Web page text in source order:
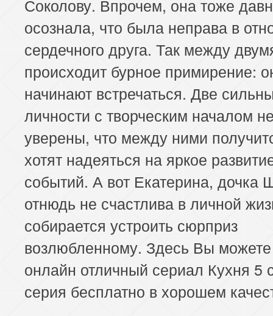
Соколову. Впрочем, она тоже
осознала, что была неправа в
сердечного друга. Так между
происходит бурное примирение:
начинают встречаться. Две
личности с творческим началом
уверены, что между ними
хотят надеяться на яркое
событий. А вот Екатерина, дочка
отнюдь не счастлива в личной
собирается устроить сюрприз
возлюбленному. Здесь Вы можете
онлайн отличный сериал Кухня 5
серия бесплатно в хорошем